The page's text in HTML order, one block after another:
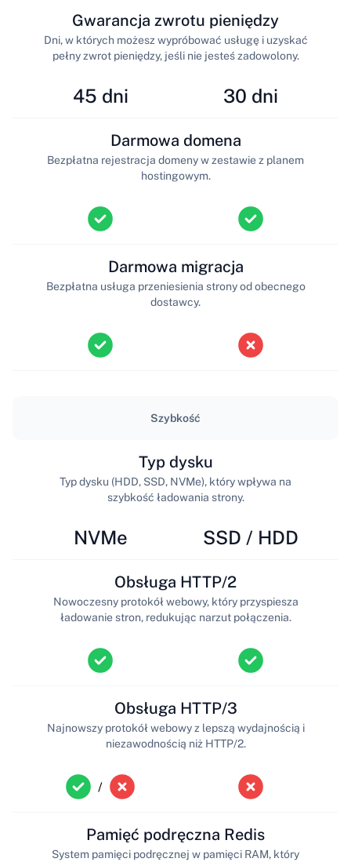
45 dni
Gwarancja zwrotu pieniędzy
Dni, w których możesz wypróbować usługę i uzyskać
pełny zwrot pieniędzy, jeśli nie jesteś zadowolony.
30 dni
Darmowa domena
Bezpłatna rejestracja domeny w zestawie z planem
hostingowym.
Darmowa migracja
Bezpłatna usługa przeniesienia strony od obecnego
dostawcy.
Szybkość
NVMe
Typ dysku
Typ dysku (HDD, SSD, NVMe), który wpływa na
szybkość ładowania strony.
SSD / HDD
Obsługa HTTP/2
Nowoczesny protokół webowy, który przyspiesza
ładowanie stron, redukując narzut połączenia.
/
Obsługa HTTP/3
Najnowszy protokół webowy z lepszą wydajnością i
niezawodnością niż HTTP/2.
Pamięć podręczna Redis
System pamięci podręcznej w pamięci RAM, który